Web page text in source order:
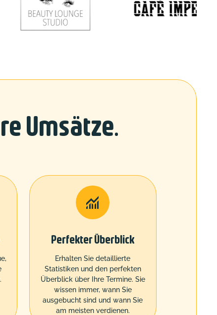
Umsätze.

Perfekter Überblick
Erhalten Sie detaillierte
Statistiken und den perfekten
Überblick über Ihre Termine. Sie
wissen immer, wann Sie
ausgebucht sind und wann Sie
am meisten verdienen.